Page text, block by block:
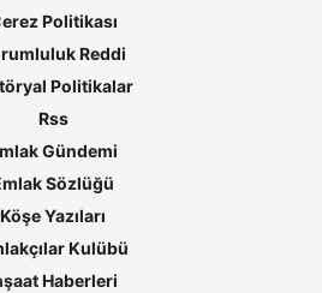
Politikası
Reddi
Politikalar
Rss
Gündemi
Sözlüğü
Köşe Yazıları
Kulübü
Haberleri